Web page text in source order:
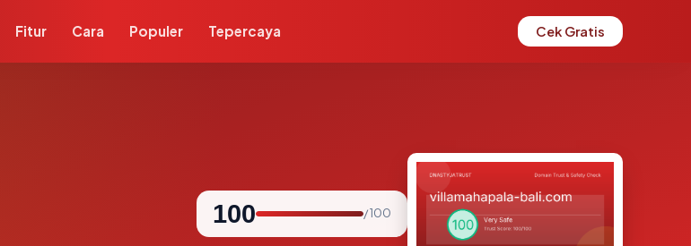
Fitur Cara Populer Tepercaya Cek Gratis
100 / 100